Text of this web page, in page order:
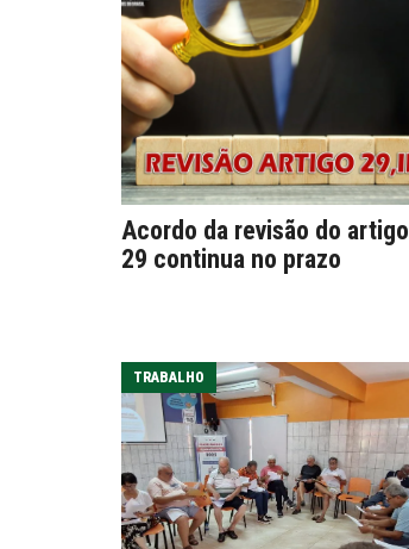
Acordo da revisão do artigo
29 continua no prazo
TRABALHO